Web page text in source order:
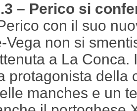
– Perico si
con il suo
Vega non si
a La Conca.
protagonista della
manches e un